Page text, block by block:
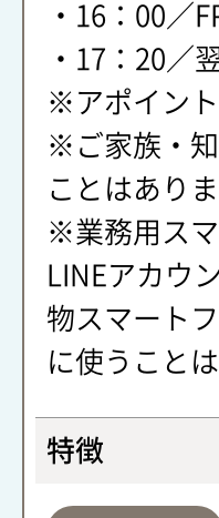
・16：00／
・17：20／
※アポイン
※ご家族・
ことはありま
※業務用ス
LINEアカウ
物スマート
に使うこと
特徴